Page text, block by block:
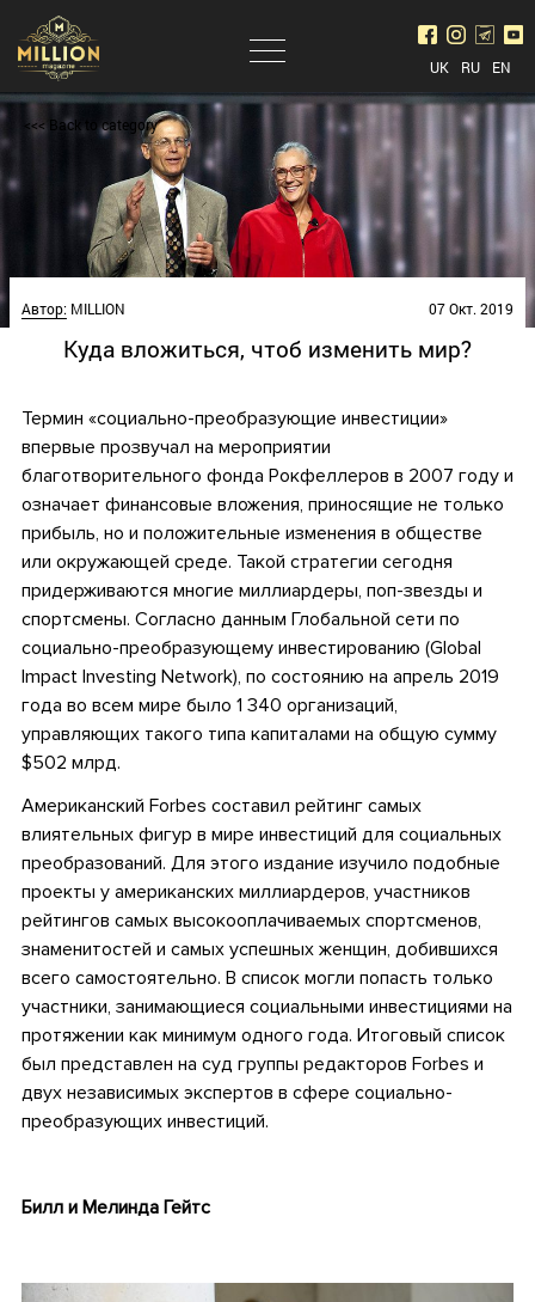
UK RU EN
<<< Back to category
Автор:MILLION 07 Окт. 2019
Куда вложиться, чтоб изменить мир?
Термин «социально-преобразующие инвестиции»
впервые прозвучал на мероприятии
благотворительного фонда Рокфеллеров в 2007 году и
означает финансовые вложения, приносящие не только
прибыль, но и положительные изменения в обществе
или окружающей среде. Такой стратегии сегодня
придерживаются многие миллиардеры, поп-звезды и
спортсмены. Согласно данным Глобальной сети по
социально-преобразующему инвестированию (Global
Impact Investing Network), по состоянию на апрель 2019
года во всем мире было 1 340 организаций,
управляющих такого типа капиталами на общую сумму
$502 млрд.
Американский Forbes составил рейтинг самых
влиятельных фигур в мире инвестиций для социальных
преобразований. Для этого издание изучило подобные
проекты у американских миллиардеров, участников
рейтингов самых высокооплачиваемых спортсменов,
знаменитостей и самых успешных женщин, добившихся
всего самостоятельно. В список могли попасть только
участники, занимающиеся социальными инвестициями на
протяжении как минимум одного года. Итоговый список
был представлен на суд группы редакторов Forbes и
двух независимых экспертов в сфере социально-
преобразующих инвестиций.
Билл и Мелинда Гейтс